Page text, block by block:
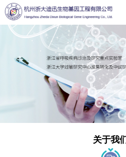
关于我
关
公
发
新
展
行
产
新
过
过
科
联